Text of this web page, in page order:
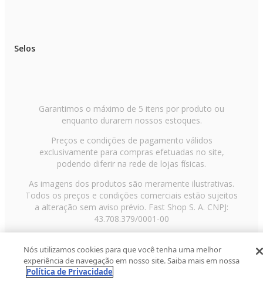
Selos
Garantimos o máximo de 5 itens por produto ou
enquanto durarem nossos estoques.
Preços e condições de pagamento válidos
exclusivamente para compras efetuadas no site,
podendo diferir na rede de lojas físicas.
As imagens dos produtos são meramente ilustrativas.
Todos os preços e condições comerciais estão sujeitos
a alteração sem aviso prévio. Fast Shop S. A. CNPJ:
43.708.379/0001-00
Paulo/SP, CEP 02029-001, Telefone: 11 3003-3728 ©
2013 Fast Shop - Todos os direitos reservadosRF
Nós utilizamos cookies para que você tenha uma melhor
experiência de navegação em nosso site. Saiba mais em nossa
Política de Privacidade